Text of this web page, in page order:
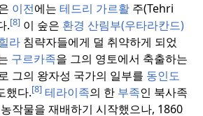
이전에는 테드리 가르활 주(Tehri
.[8] 이 숲은 환경 산림부(우타라칸드)
라 침략자들에게 덜 취약하게 되었
구르카족을 그의 영토에서 축출하는
그의 왕자성 국가의 일부를 동인도
했다.[8] 테라이족의 한 부족인 북사족
작물을 재배하기 시작했으나, 1860